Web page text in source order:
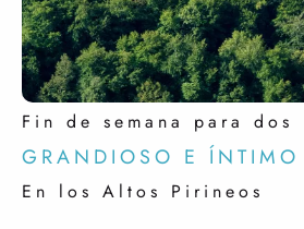
Fin de semana para dos
GRANDIOSO E ÍNTIMO
En los Altos Pirineos